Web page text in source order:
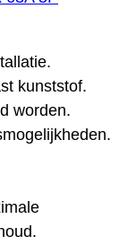
kunststof.
worden.